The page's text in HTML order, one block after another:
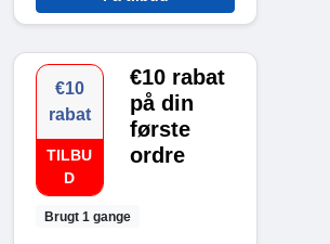
€10
rabat
TILBU
D
Brugt 1 gange
€10 rabat
på din
første
ordre